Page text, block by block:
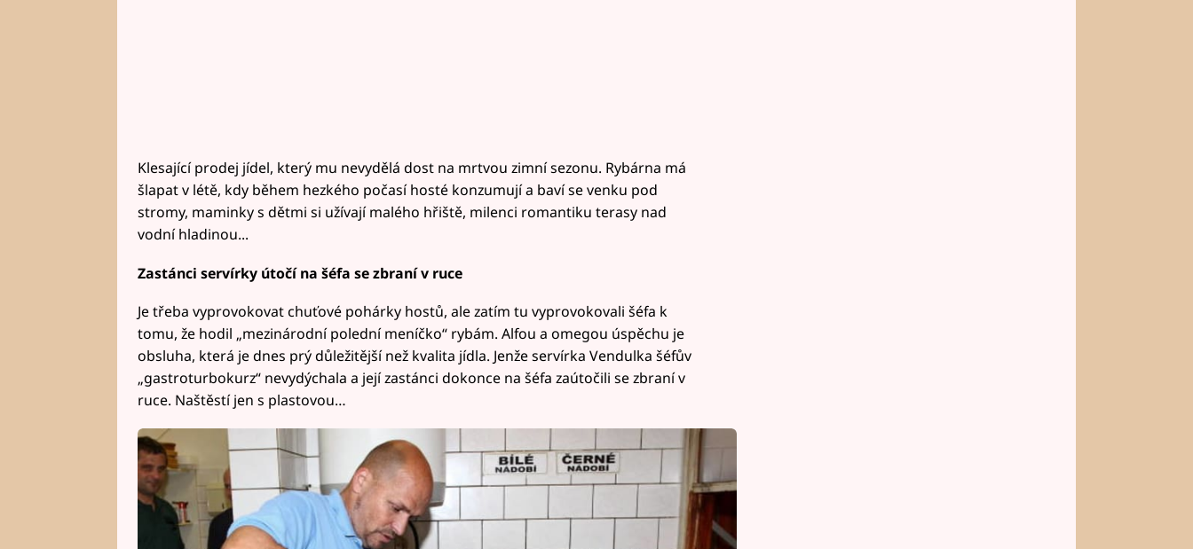
Klesající prodej jídel, který mu nevydělá dost na mrtvou zimní sezonu. Rybárna má
šlapat v létě, kdy během hezkého počasí hosté konzumují a baví se venku pod
stromy, maminky s dětmi si užívají malého hřiště, milenci romantiku terasy nad
vodní hladinou...
Zastánci servírky útočí na šéfa se zbraní v ruce
Je třeba vyprovokovat chuťové pohárky hostů, ale zatím tu vyprovokovali šéfa k
tomu, že hodil „mezinárodní polední meníčko“ rybám. Alfou a omegou úspěchu je
obsluha, která je dnes prý důležitější než kvalita jídla. Jenže servírka Vendulka šéfův
„gastroturbokurz“ nevydýchala a její zastánci dokonce na šéfa zaútočili se zbraní v
ruce. Naštěstí jen s plastovou…